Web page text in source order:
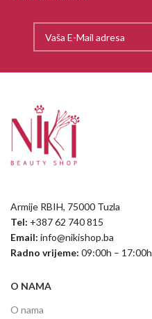
Armije RBIH, 75000 Tuzla
Tel: +387 62 740 815
Email: info@nikishop.ba
Radno vrijeme: 09:00h – 17:00h
O NAMA
O nama